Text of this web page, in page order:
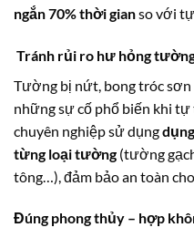
ngắn 70% thời gianso với
Tránh rủi ro hư hỏng
Tường bị nứt, bong tróc
những sự cố phổ biến khi
chuyên nghiệp sử dụng
từng loại tường (tường
tông…), đảm bảo an toàn
Đúng phong thủy – hợp